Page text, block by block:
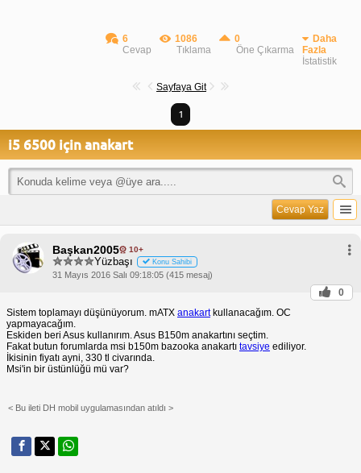
6
Cevap
1086
Tıklama
0
Öne Çıkarma
Daha
Fazla
İstatistik
Sayfaya Git
1
i5 6500 için anakart
Cevap Yaz
Başkan2005 10+
Yüzbaşı Konu Sahibi
31 Mayıs 2016 Salı 09:18:05 (415 mesaj)
0
Sistem toplamayı düşünüyorum. mATX anakartkullanacağım. OC
yapmayacağım.
Eskiden beri Asus kullanırım. Asus B150m anakartını seçtim.
Fakat butun forumlarda msi b150m bazooka anakartı tavsiye ediliyor.
İkisinin fiyatı ayni, 330 tl civarında.
Msi'in bir üstünlüğü mü var?
< Bu ileti DH mobil uygulamasından atıldı >